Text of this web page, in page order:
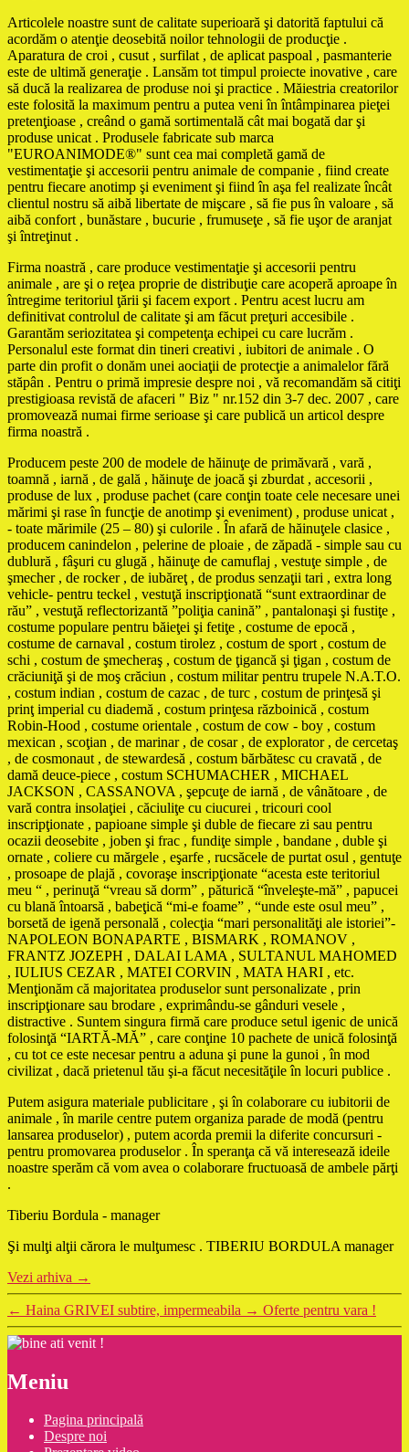
Articolele noastre sunt de calitate superioară şi datorită faptului că
acordăm o atenţie deosebită noilor tehnologii de producţie .
Aparatura de croi , cusut , surfilat , de aplicat paspoal , pasmanterie
este de ultimă generaţie . Lansăm tot timpul proiecte inovative , care
să ducă la realizarea de produse noi şi practice . Măiestria creatorilor
este folosită la maximum pentru a putea veni în întâmpinarea pieţei
pretenţioase , creând o gamă sortimentală cât mai bogată dar şi
produse unicat . Produsele fabricate sub marca
"EUROANIMODE®" sunt cea mai completă gamă de
vestimentaţie şi accesorii pentru animale de companie , fiind create
pentru fiecare anotimp şi eveniment şi fiind în aşa fel realizate încât
clientul nostru să aibă libertate de mişcare , să fie pus în valoare , să
aibă confort , bunăstare , bucurie , frumuseţe , să fie uşor de aranjat
şi întreţinut .
Firma noastră , care produce vestimentaţie şi accesorii pentru
animale , are şi o reţea proprie de distribuţie care acoperă aproape în
întregime teritoriul ţării şi facem export . Pentru acest lucru am
definitivat controlul de calitate şi am făcut preţuri accesibile .
Garantăm seriozitatea şi competenţa echipei cu care lucrăm .
Personalul este format din tineri creativi , iubitori de animale . O
parte din profit o donăm unei aociaţii de protecţie a animalelor fără
stăpân . Pentru o primă impresie despre noi , vă recomandăm să citiţi
prestigioasa revistă de afaceri " Biz " nr.152 din 3-7 dec. 2007 , care
promovează numai firme serioase şi care publică un articol despre
firma noastră .
Producem peste 200 de modele de hăinuţe de primăvară , vară ,
toamnă , iarnă , de gală , hăinuţe de joacă şi zburdat , accesorii ,
produse de lux , produse pachet (care conţin toate cele necesare unei
mărimi şi rase în funcţie de anotimp şi eveniment) , produse unicat ,
- toate mărimile (25 – 80) şi culorile . În afară de hăinuţele clasice ,
producem canindelon , pelerine de ploaie , de zăpadă - simple sau cu
dublură , fâşuri cu glugă , hăinuţe de camuflaj , vestuţe simple , de
şmecher , de rocker , de iubăreţ , de produs senzaţii tari , extra long
vehicle- pentru teckel , vestuţă inscripţionată “sunt extraordinar de
rău” , vestuţă reflectorizantă ”poliţia canină” , pantalonaşi şi fustiţe ,
costume populare pentru băieţei şi fetiţe , costume de epocă ,
costume de carnaval , costum tirolez , costum de sport , costum de
schi , costum de şmecheraş , costum de ţigancă şi ţigan , costum de
crăciuniţă şi de moş crăciun , costum militar pentru trupele N.A.T.O.
, costum indian , costum de cazac , de turc , costum de prinţesă şi
prinţ imperial cu diademă , costum prinţesa războinică , costum
Robin-Hood , costume orientale , costum de cow - boy , costum
mexican , scoţian , de marinar , de cosar , de explorator , de cercetaş
, de cosmonaut , de stewardesă , costum bărbătesc cu cravată , de
damă deuce-piece , costum SCHUMACHER , MICHAEL
JACKSON , CASSANOVA , şepcuţe de iarnă , de vânătoare , de
vară contra insolaţiei , căciuliţe cu ciucurei , tricouri cool
inscripţionate , papioane simple şi duble de fiecare zi sau pentru
ocazii deosebite , joben şi frac , fundiţe simple , bandane , duble şi
ornate , coliere cu mărgele , eşarfe , rucsăcele de purtat osul , gentuţe
, prosoape de plajă , covoraşe inscripţionate “acesta este teritoriul
meu “ , perinuţă “vreau să dorm” , păturică “înveleşte-mă” , papucei
cu blană întoarsă , babeţică “mi-e foame” , “unde este osul meu” ,
borsetă de igenă personală , colecţia “mari personalităţi ale istoriei”-
NAPOLEON BONAPARTE , BISMARK , ROMANOV ,
FRANTZ JOZEPH , DALAI LAMA , SULTANUL MAHOMED
, IULIUS CEZAR , MATEI CORVIN , MATA HARI , etc.
Menţionăm că majoritatea produselor sunt personalizate , prin
inscripţionare sau brodare , exprimându-se gânduri vesele ,
distractive . Suntem singura firmă care produce setul igenic de unică
folosinţă “IARTĂ-MĂ” , care conţine 10 pachete de unică folosinţă
, cu tot ce este necesar pentru a aduna şi pune la gunoi , în mod
civilizat , dacă prietenul tău şi-a făcut necesităţile în locuri publice .
Putem asigura materiale publicitare , şi în colaborare cu iubitorii de
animale , în marile centre putem organiza parade de modă (pentru
lansarea produselor) , putem acorda premii la diferite concursuri -
pentru promovarea produselor . În speranţa că vă interesează ideile
noastre sperăm că vom avea o colaborare fructuoasă de ambele părţi
.
Tiberiu Bordula - manager
Şi mulţi alţii cărora le mulţumesc . TIBERIU BORDULA manager
Vezi arhiva →
← Haina GRIVEI subtire, impermeabila → Oferte pentru vara !
Meniu
Pagina principală
Despre noi